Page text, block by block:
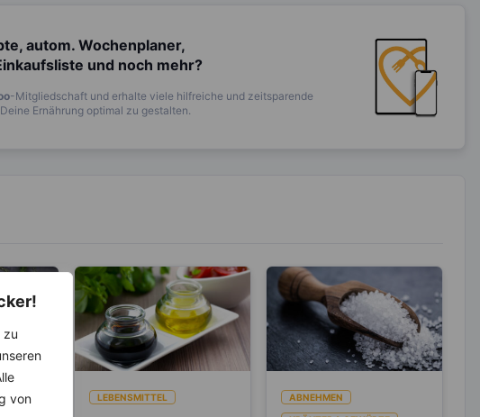
zu
von
autom. Wochenplaner,
und noch mehr?
-Mitgliedschaft und erhalte viele hilfreiche und zeitsparende
Ernährung optimal zu gestalten.
LEBENSMITTEL ABNEHMEN